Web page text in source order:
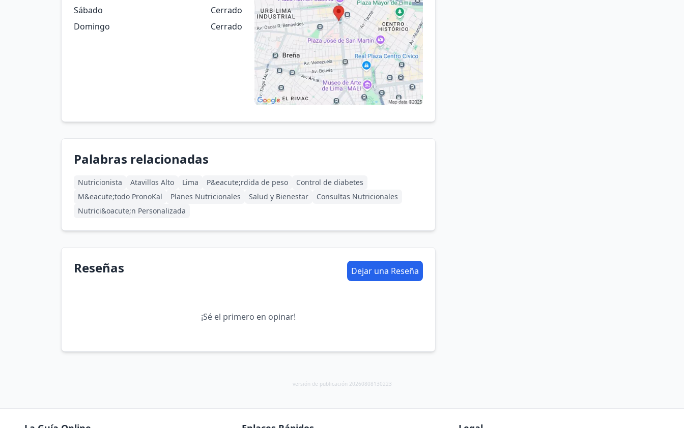
Sábado
Cerrado
Domingo
Cerrado
Palabras relacionadas
Nutricionista Atavillos Alto Lima P&eacute;rdida de peso
Control de diabetes
M&eacute;todo PronoKal
Planes Nutricionales Salud y Bienestar
Consultas Nutricionales
Nutrici&oacute;n Personalizada
Reseñas Dejar una Reseña
¡Sé el primero en opinar!
versión de publicación 20260808130223